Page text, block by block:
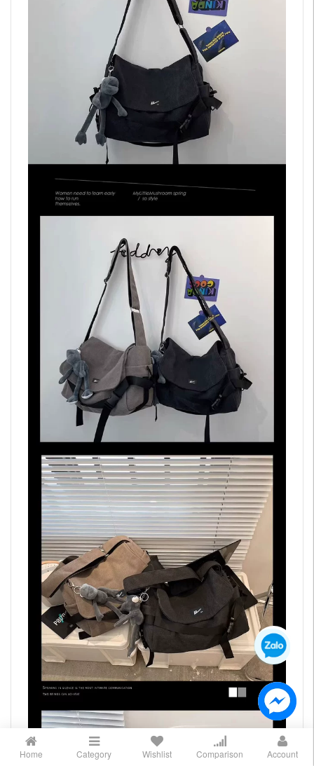
Home Category Wishlist Comparison Account